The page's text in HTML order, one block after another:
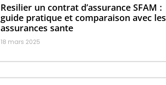
Resilier un contrat d’assurance SFAM :
guide pratique et comparaison avec les
assurances sante
18 mars 2025